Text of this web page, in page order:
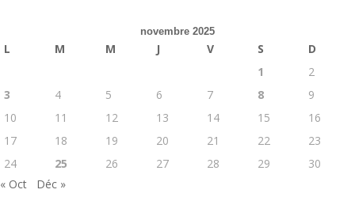
novembre 2025
L M M J V S
D
1
2
3
4 5 6 7 8
9
10
11 12 13 14 15
16
17
18 19 20 21 22
23
24
25 26 27 28 29
30
« Oct
Déc »